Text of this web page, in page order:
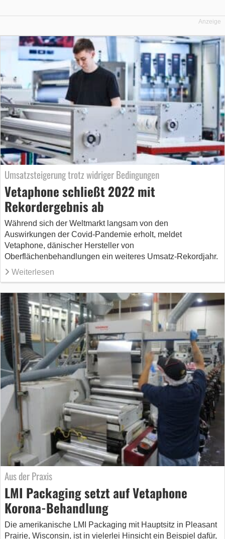
Anzeige
Umsatzsteigerung trotz widriger Bedingungen
Vetaphone schließt 2022 mit
Rekordergebnis ab
Während sich der Weltmarkt langsam von den
Auswirkungen der Covid-Pandemie erholt, meldet
Vetaphone, dänischer Hersteller von
Oberflächenbehandlungen ein weiteres Umsatz-Rekordjahr.
Weiterlesen
Aus der Praxis
LMI Packaging setzt auf Vetaphone
Korona-Behandlung
Die amerikanische LMI Packaging mit Hauptsitz in Pleasant
Prairie, Wisconsin, ist in vielerlei Hinsicht ein Beispiel dafür,